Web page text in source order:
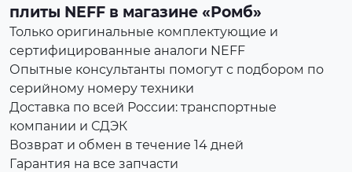
плиты NEFF в магазине «Ромб»
Только оригинальные комплектующие и
сертифицированные аналоги NEFF
Опытные консультанты помогут с подбором по
серийному номеру техники
Доставка по всей России: транспортные
компании и СДЭК
Возврат и обмен в течение 14 дней
Гарантия на все запчасти